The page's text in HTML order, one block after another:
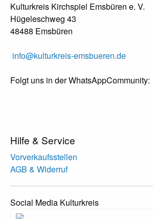
Kulturkreis Kirchspiel Emsbüren e. V.
Hügeleschweg 43
48488 Emsbüren
info@kulturkreis-emsbueren.de
Folgt uns in der WhatsAppCommunity:
Hilfe & Service
Vorverkaufsstellen
AGB & Widerruf
Social Media Kulturkreis